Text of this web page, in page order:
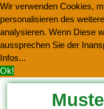
Wir verwenden Cookies,
personalisieren des
analysieren. Wenn Diese
aussprechen Sie der
Infos...
Ok!